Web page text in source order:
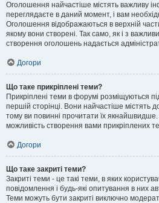
Оголошення найчастіше містять важливу
переглядаєте в даний момент, і вам
Оголошення відображаються в верхній
якому вони створені. Так само, як і з
створення оголошень надається
Догори
Що таке прикріплені теми?
Прикріплені теми в форумі розміщуються
першій сторінці. Вони найчастіше містять
тому ви повинні прочитати їх
можливість створення вами прикріплених
Догори
Що таке закриті теми?
Закриті теми - це такі теми, в яких
повідомлення і будь-які опитування в них
Теми можуть бути закриті виключно